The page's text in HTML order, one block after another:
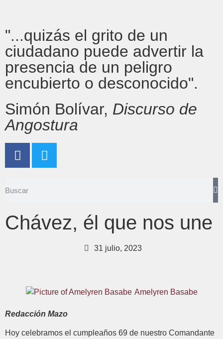
"...quizás el grito de un
ciudadano puede advertir la
presencia de un peligro
encubierto o desconocido".
Simón Bolívar, Discurso de
Angostura
Chávez, él que nos une
31 julio, 2023
Amelyren Basabe
Redacción Mazo
Hoy celebramos el cumpleaños 69 de nuestro Comandante